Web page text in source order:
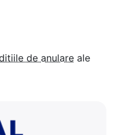
de anulare ale